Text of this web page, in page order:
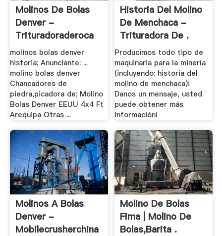
Molinos De Bolas
Denver -
Trituradoraderoca
molinos bolas denver
historia; Anunciante: ...
molino bolas denver
Chancadores de
piedra,picadora de; Molino
Bolas Denver EEUU 4x4 Ft
Arequipa Otras ...
Historia Del Molino
De Menchaca -
Trituradora De .
Producimos todo tipo de
maquinaria para la minería
(incluyendo: historia del
molino de menchaca)!
Danos un mensaje, usted
puede obtener más
información!
Molinos A Bolas
Denver -
Mobilecrusherchina
Molino De Bolas
Fima | Molino De
Bolas,Barita .